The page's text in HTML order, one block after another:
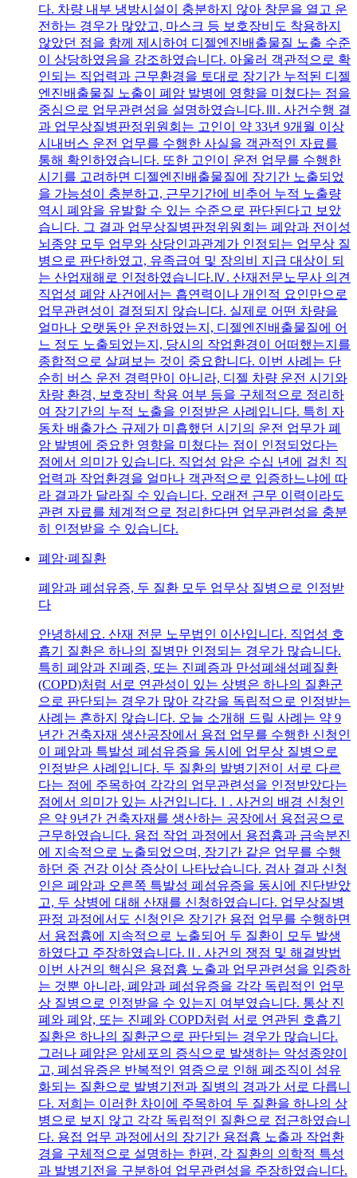
다. 차량 내부 냉방시설이 충분하지 않아 창문을 열고 운
전하는 경우가 많았고, 마스크 등 보호장비도 착용하지
않았던 점을 함께 제시하여 디젤엔진배출물질 노출 수준
이 상당하였음을 강조하였습니다. 아울러 객관적으로 확
인되는 직업력과 근무환경을 토대로 장기간 누적된 디젤
엔진배출물질 노출이 폐암 발병에 영향을 미쳤다는 점을
중심으로 업무관련성을 설명하였습니다.Ⅲ. 사건수행 결
과 업무상질병판정위원회는 고인이 약 33년 9개월 이상
시내버스 운전 업무를 수행한 사실을 객관적인 자료를
통해 확인하였습니다. 또한 고인이 운전 업무를 수행한
시기를 고려하면 디젤엔진배출물질에 장기간 노출되었
을 가능성이 충분하고, 근무기간에 비추어 누적 노출량
역시 폐암을 유발할 수 있는 수준으로 판단된다고 보았
습니다. 그 결과 업무상질병판정위원회는 폐암과 전이성
뇌종양 모두 업무와 상당인과관계가 인정되는 업무상 질
병으로 판단하였고, 유족급여 및 장의비 지급 대상이 되
는 산업재해로 인정하였습니다.Ⅳ. 산재전문노무사 의견
직업성 폐암 사건에서는 흡연력이나 개인적 요인만으로
업무관련성이 결정되지 않습니다. 실제로 어떤 차량을
얼마나 오랫동안 운전하였는지, 디젤엔진배출물질에 어
느 정도 노출되었는지, 당시의 작업환경이 어떠했는지를
종합적으로 살펴보는 것이 중요합니다. 이번 사례는 단
순히 버스 운전 경력만이 아니라, 디젤 차량 운전 시기와
차량 환경, 보호장비 착용 여부 등을 구체적으로 정리하
여 장기간의 누적 노출을 인정받은 사례입니다. 특히 자
동차 배출가스 규제가 미흡했던 시기의 운전 업무가 폐
암 발병에 중요한 영향을 미쳤다는 점이 인정되었다는
점에서 의미가 있습니다. 직업성 암은 수십 년에 걸친 직
업력과 작업환경을 얼마나 객관적으로 입증하느냐에 따
라 결과가 달라질 수 있습니다. 오래전 근무 이력이라도
관련 자료를 체계적으로 정리한다면 업무관련성을 충분
히 인정받을 수 있습니다.
폐암·폐질환
폐암과 폐섬유증, 두 질환 모두 업무상 질병으로 인정받
다
안녕하세요. 산재 전문 노무법인 이산입니다. 직업성 호
흡기 질환은 하나의 질병만 인정되는 경우가 많습니다.
특히 폐암과 진폐증, 또는 진폐증과 만성폐쇄성폐질환
(COPD)처럼 서로 연관성이 있는 상병은 하나의 질환군
으로 판단되는 경우가 많아 각각을 독립적으로 인정받는
사례는 흔하지 않습니다. 오늘 소개해 드릴 사례는 약 9
년간 건축자재 생산공장에서 용접 업무를 수행한 신청인
이 폐암과 특발성 폐섬유증을 동시에 업무상 질병으로
인정받은 사례입니다. 두 질환의 발병기전이 서로 다르
다는 점에 주목하여 각각의 업무관련성을 인정받았다는
점에서 의미가 있는 사건입니다.Ⅰ. 사건의 배경 신청인
은 약 9년간 건축자재를 생산하는 공장에서 용접공으로
근무하였습니다. 용접 작업 과정에서 용접흄과 금속분진
에 지속적으로 노출되었으며, 장기간 같은 업무를 수행
하던 중 건강 이상 증상이 나타났습니다. 검사 결과 신청
인은 폐암과 오른쪽 특발성 폐섬유증을 동시에 진단받았
고, 두 상병에 대해 산재를 신청하였습니다. 업무상질병
판정 과정에서도 신청인은 장기간 용접 업무를 수행하면
서 용접흄에 지속적으로 노출되어 두 질환이 모두 발생
하였다고 주장하였습니다.Ⅱ. 사건의 쟁점 및 해결방법
이번 사건의 핵심은 용접흄 노출과 업무관련성을 입증하
는 것뿐 아니라, 폐암과 폐섬유증을 각각 독립적인 업무
상 질병으로 인정받을 수 있는지 여부였습니다. 통상 진
폐와 폐암, 또는 진폐와 COPD처럼 서로 연관된 호흡기
질환은 하나의 질환군으로 판단되는 경우가 많습니다.
그러나 폐암은 암세포의 증식으로 발생하는 악성종양이
고, 폐섬유증은 반복적인 염증으로 인해 폐조직이 섬유
화되는 질환으로 발병기전과 질병의 경과가 서로 다릅니
다. 저희는 이러한 차이에 주목하여 두 질환을 하나의 상
병으로 보지 않고 각각 독립적인 질환으로 접근하였습니
다. 용접 업무 과정에서의 장기간 용접흄 노출과 작업환
경을 구체적으로 설명하는 한편, 각 질환의 의학적 특성
과 발병기전을 구분하여 업무관련성을 주장하였습니다.